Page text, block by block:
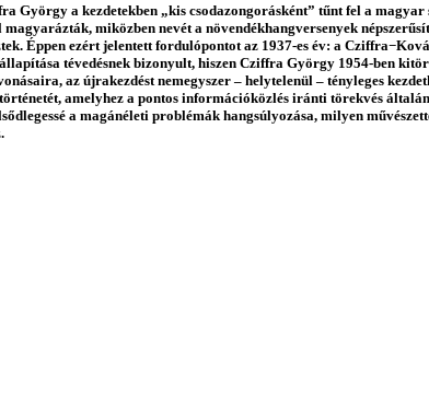
György a kezdetekben „kis csodazongorásként” tűnt fel a
miközben nevét a növendékhangversenyek
Éppen ezért jelentett fordulópontot az 1937-es év: a
tévedésnek bizonyult, hiszen Cziffra György 1954-ben
az újrakezdést nemegyszer – helytelenül – tényleges
amelyhez a pontos információközlés iránti törekvés
a magánéleti problémák hangsúlyozása, milyen